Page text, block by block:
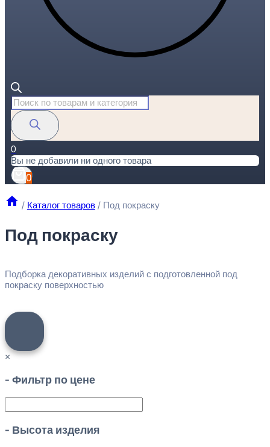
Поиск
товаров
0
Вы не добавили ни одного товара
0
/ Каталог товаров / Под покраску
Под покраску
Подборка декоративных изделий с подготовленной под
покраску поверхностью
×
- Фильтр по цене
- Высота изделия